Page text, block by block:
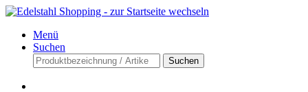
Menü
Suchen
Suchen